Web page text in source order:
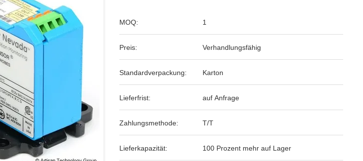
MOQ: 1
Preis: Verhandlungsfähig
Standardverpackung: Karton
Lieferfrist: auf Anfrage
Zahlungsmethode: T/T
Lieferkapazität: 100 Prozent mehr auf Lager